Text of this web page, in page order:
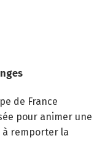
de France
pour animer une
à remporter la